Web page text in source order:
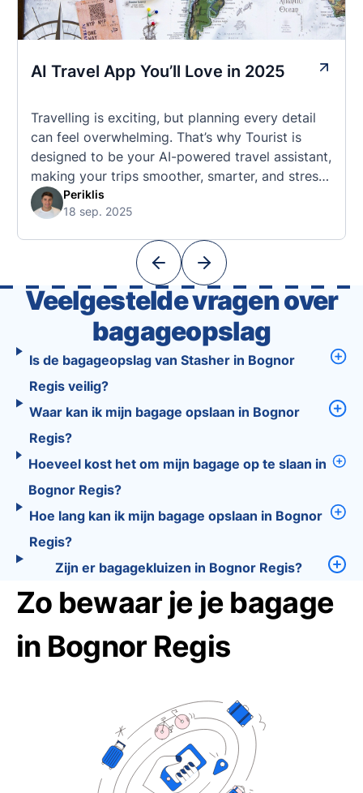
AI Travel App You’ll Love in 2025
Travelling is exciting, but planning every detail
can feel overwhelming. That’s why Tourist is
designed to be your AI-powered travel assistant,
making your trips smoother, smarter, and stress-
free. 🧭 What Makes the Tourist App Unique?
Unlike standard travel apps, Tourist combines
With Tourist, your trip planning becomes as
Periklis
18 sep. 2025
Veelgestelde vragen over
bagageopslag
Is de bagageopslag van Stasher in Bognor
Regis veilig?
Waar kan ik mijn bagage opslaan in Bognor
Regis?
Hoeveel kost het om mijn bagage op te slaan in
Bognor Regis?
Hoe lang kan ik mijn bagage opslaan in Bognor
Regis?
Zijn er bagagekluizen in Bognor Regis?
Zo bewaar je je bagage
in Bognor Regis